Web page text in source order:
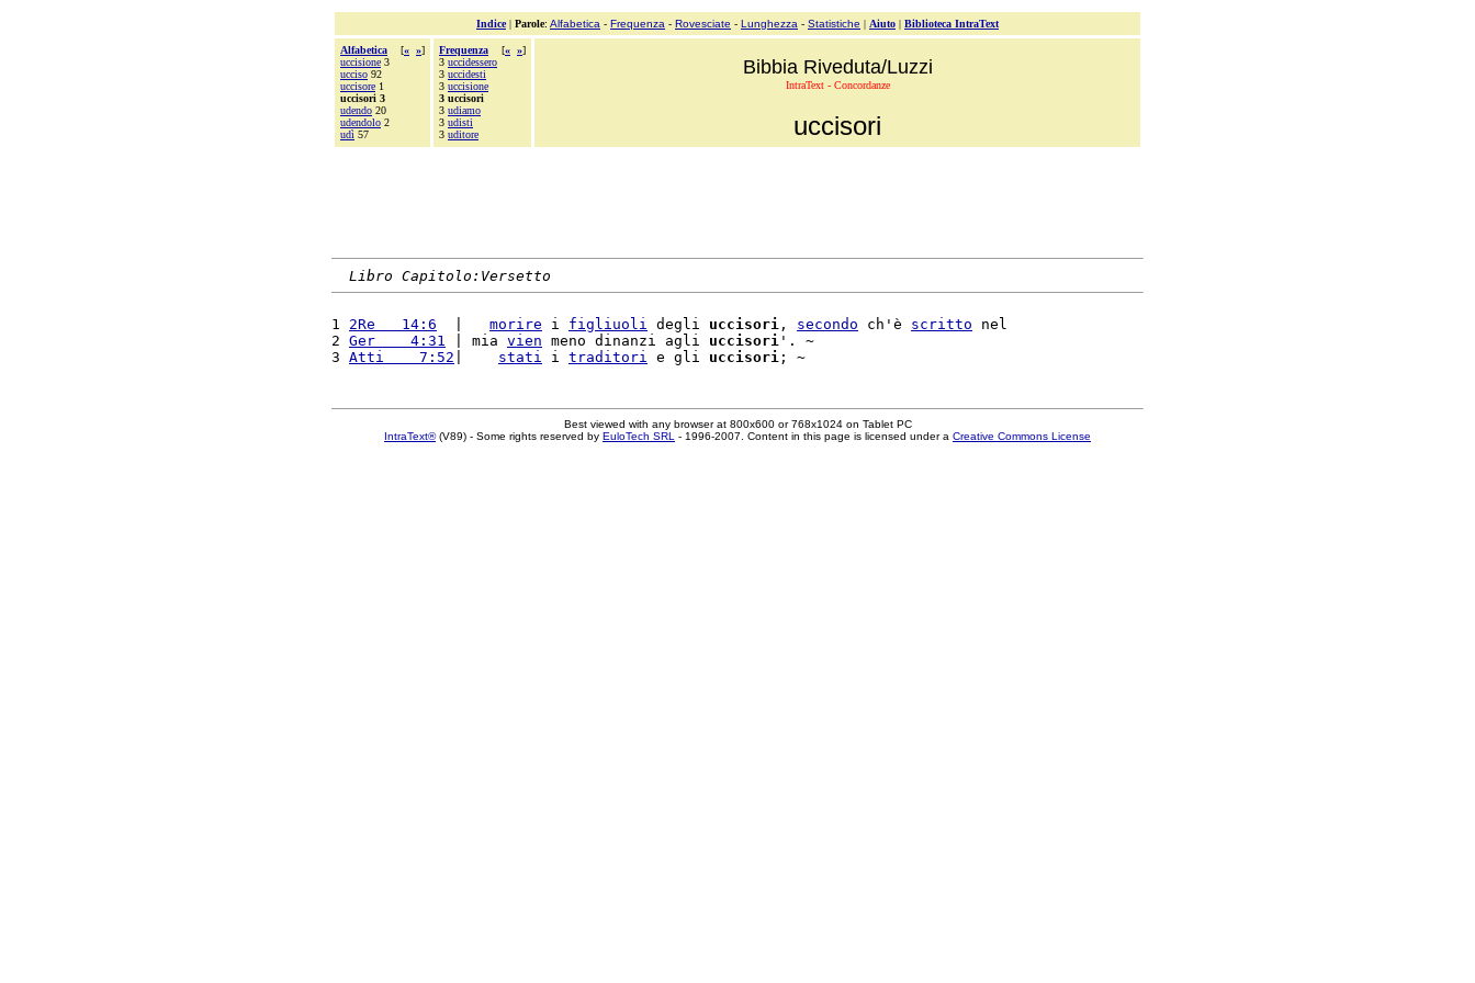
Indice| Parole: Alfabetica - Frequenza - Rovesciate - Lunghezza - Statistiche | Aiuto | Biblioteca IntraText
Alfabetica [« »]
uccisione 3
ucciso 92
uccisore 1
uccisori 3
udendo 20
udendolo 2
udì 57
Frequenza [« »]
3 uccidessero
3 uccidesti
3 uccisione
3 uccisori
3 udiamo
3 udisti
3 uditore
Bibbia Riveduta/Luzzi
IntraText - Concordanze
uccisori
Libro Capitolo:Versetto
1 2Re   14:6 morire i figliuoli degli uccisori , secondo ch'è scritto nel
2 Ger    4:31 | mia vien meno dinanzi agli uccisori '. ~
3 Atti    7:52 stati i traditori e gli uccisori
Best viewed with any browser at 800x600 or 768x1024 on Tablet PC
IntraText®(V89) - Some rights reserved by EuloTech SRL - 1996-2007. Content in this page is licensed under a Creative Commons License